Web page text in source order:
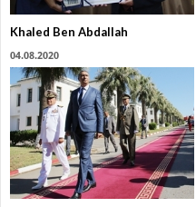
Khaled Ben Abdallah
04.08.2020